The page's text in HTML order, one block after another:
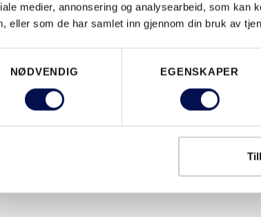
medier, annonsering og analysearbeid, som kan
eller som de har samlet inn gjennom din bruk av
NØDVENDIG EGENSKAPER